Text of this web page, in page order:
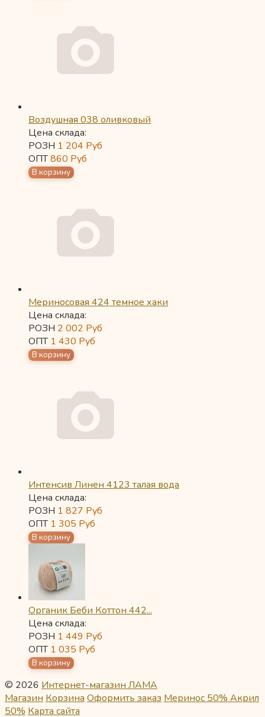
Воздушная 038 оливковый
Цена склада:
РОЗН 1 204 Руб
ОПТ860 Руб
Мериносовая 424 темное хаки
Цена склада:
РОЗН 2 002 Руб
ОПТ 1 430 Руб
Интенсив Линен 4123 талая вода
Цена склада:
РОЗН 1 827 Руб
ОПТ 1 305 Руб
Органик Беби Коттон 442...
Цена склада:
РОЗН 1 449 Руб
ОПТ 1 035 Руб
© 2026 Интернет-магазин ЛАМА
Магазин Корзина Оформить заказ Меринос 50% Акрил
50% Карта сайта